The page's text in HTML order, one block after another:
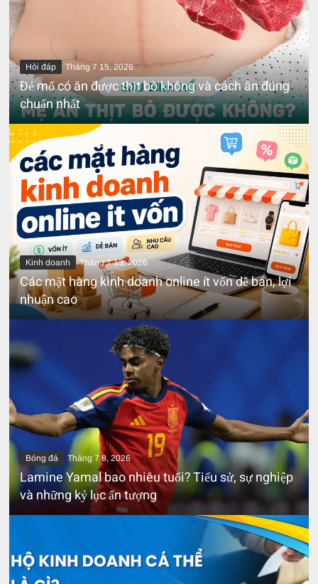
Hỏi đáp Tháng 7 15, 2026
Đẻ mổ có ăn được thịt bò không và cách ăn đúng
chuẩn nhất
Kinh doanh Tháng 7 13, 2026
Các mặt hàng kinh doanh online ít vốn dễ bán, lợi
nhuận cao
Bóng đá Tháng 7 8, 2026
Lamine Yamal bao nhiêu tuổi? Tiểu sử, sự nghiệp
và những kỷ lục ấn tượng